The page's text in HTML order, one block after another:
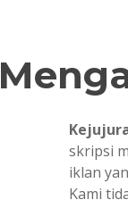
skripsi
iklan
Kami